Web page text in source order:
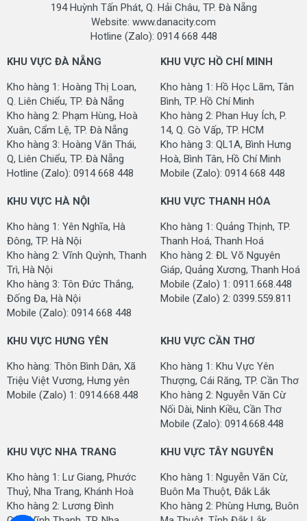
194 Huỳnh Tấn Phát, Q. Hải Châu, TP. Đà Nẵng
Website: www.danacity.com
Hotline (Zalo): 0914 668 448
KHU VỰC ĐÀ NẴNG
Kho hàng 1: Hoàng Thị Loan,
Q. Liên Chiểu, TP. Đà Nẵng
Kho hàng 2: Phạm Hùng, Hoà
Xuân, Cẩm Lệ, TP. Đà Nẵng
Kho hàng 3: Hoàng Văn Thái,
Q, Liên Chiểu, TP. Đà Nẵng
Hotline (Zalo): 0914 668 448
KHU VỰC HỒ CHÍ MINH
Kho hàng 1: Hồ Học Lãm, Tân
Bình, TP. Hồ Chí Minh
Kho hàng 2: Phan Huy Ích, P.
14, Q. Gò Vấp, TP. HCM
Kho hàng 3: QL1A, Bình Hưng
Hoà, Bình Tân, Hồ Chí Minh
Mobile (Zalo): 0914 668 448
KHU VỰC HÀ NỘI
Kho hàng 1: Yên Nghĩa, Hà
Đông, TP. Hà Nội
Kho hàng 2: Vĩnh Quỳnh, Thanh
Trì, Hà Nội
Kho hàng 3: Tôn Đức Thắng,
Đống Đa, Hà Nội
Mobile (Zalo): 0914 668 448
KHU VỰC THANH HÓA
Kho hàng 1: Quảng Thịnh, TP.
Thanh Hoá, Thanh Hoá
Kho hàng 2: ĐL Võ Nguyên
Giáp, Quảng Xương, Thanh Hoá
Mobile (Zalo) 1: 0911.668.448
Mobile (Zalo) 2: 0399.559.811
KHU VỰC HƯNG YÊN
Kho hàng: Thôn Bình Dân, Xã
Triệu Việt Vương, Hưng yên
Mobile (Zalo) 1: 0914.668.448
KHU VỰC CẦN THƠ
Kho hàng 1: Khu Vực Yên
Thượng, Cái Răng, TP. Cần Thơ
Kho hàng 2: Nguyễn Văn Cừ
Nối Dài, Ninh Kiều, Cần Thơ
Mobile (Zalo): 0914.668.448
KHU VỰC NHA TRANG
Kho hàng 1: Lư Giang, Phước
Thuỷ, Nha Trang, Khánh Hoà
Kho hàng 2: Lương Đình
KHU VỰC TÂY NGUYÊN
Kho hàng 1: Nguyễn Văn Cừ,
Buôn Ma Thuột, Đắk Lắk
Kho hàng 2: Phùng Hưng, Buôn